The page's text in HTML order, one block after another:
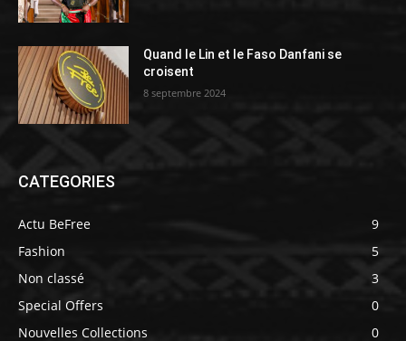
Quand le Lin et le Faso Danfani se
croisent
8 septembre 2024
CATEGORIES
Actu BeFree
9
Fashion
5
Non classé
3
Special Offers
0
Nouvelles Collections
0